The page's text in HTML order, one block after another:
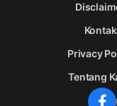
Kontak
Privacy
Tentang